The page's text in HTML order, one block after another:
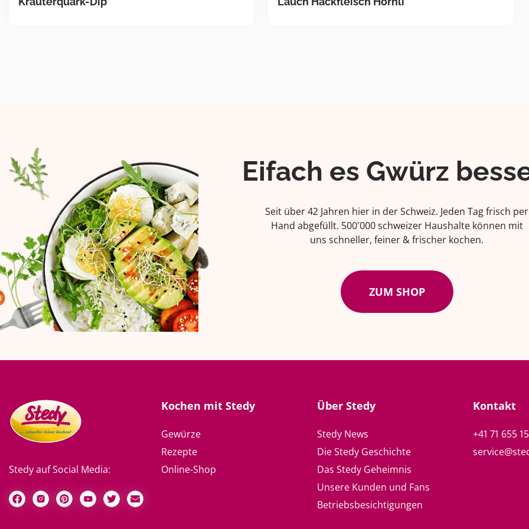
Eifach es Gwürz
Seit über 42 Jahren hier in der Schweiz. Jeden Tag frisch per
Hand abgefüllt. 500'000 schweizer Haushalte können mit
uns schneller, feiner & frischer kochen.
ZUM SHOP
Stedy auf Social Media:
Kochen mit Stedy
Gewürze
Rezepte
Online-Shop
Über Stedy
Stedy News
Die Stedy Geschichte
Das Stedy Geheimnis
Unsere Kunden und Fans
Betriebsbesichtigungen
Kontakt
+41 71 655